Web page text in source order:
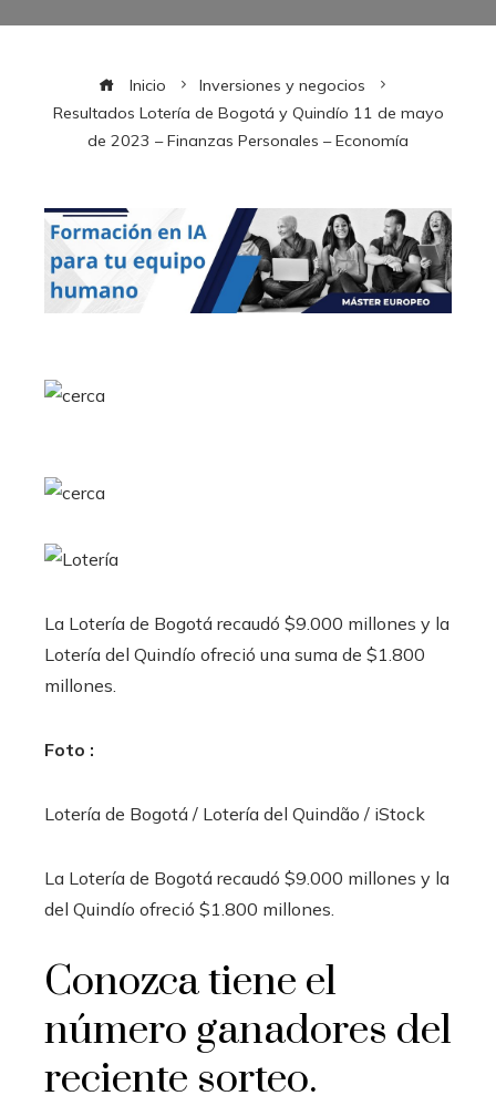
Inicio
Inversiones y negocios
Resultados Lotería de Bogotá y Quindío 11 de mayo
de 2023 – Finanzas Personales – Economía
La Lotería de Bogotá recaudó $9.000 millones y la
Lotería del Quindío ofreció una suma de $1.800
millones.
Foto :
Lotería de Bogotá / Lotería del Quindão / iStock
La Lotería de Bogotá recaudó $9.000 millones y la
del Quindío ofreció $1.800 millones.
Conozca tiene el
número ganadores del
reciente sorteo.